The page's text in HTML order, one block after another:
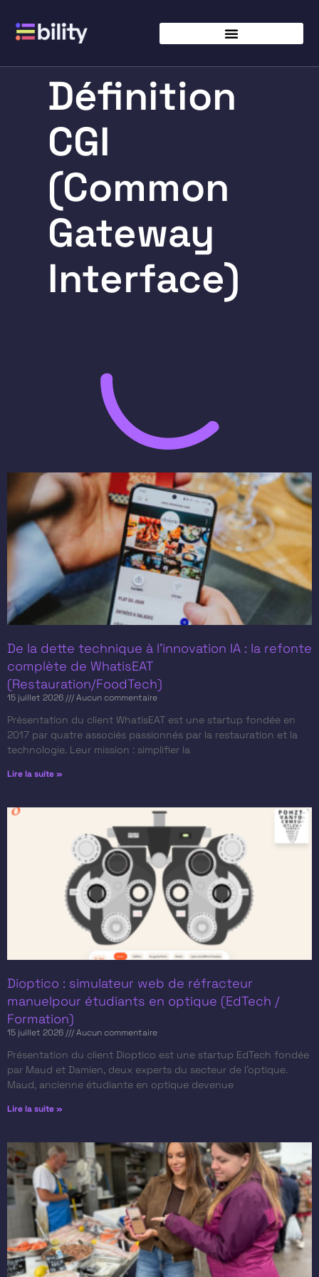
Définition
CGI
(Common
Gateway
Interface)
De la dette technique à l’innovation IA : la refonte
complète de WhatisEAT
(Restauration/FoodTech)
15 juillet 2026 Aucun commentaire
Présentation du client​ WhatisEAT est une startup fondée en
2017 par quatre associés passionnés par la restauration et la
technologie. Leur mission : simplifier la
Lire la suite »
Dioptico : simulateur web de réfracteur
manuelpour étudiants en optique (EdTech /
Formation)
15 juillet 2026 Aucun commentaire
Présentation du client​ Dioptico est une startup EdTech fondée
par Maud et Damien, deux experts du secteur de l’optique.
Maud, ancienne étudiante en optique devenue
Lire la suite »